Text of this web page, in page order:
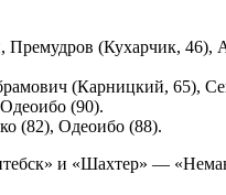
Премудров (Кухарчик,
(Карницкий, 65),
(90).
(82), Одеоибо (88).
и «Шахтер» —